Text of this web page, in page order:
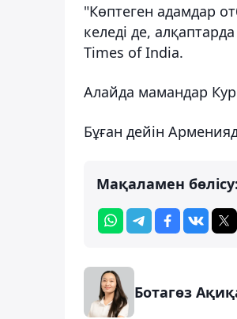
"Көптеген адамдар
келеді де,
Times of India.
Алайда мамандар
Бұған дейін
Мақаламен бөлісу:
Ботагөз